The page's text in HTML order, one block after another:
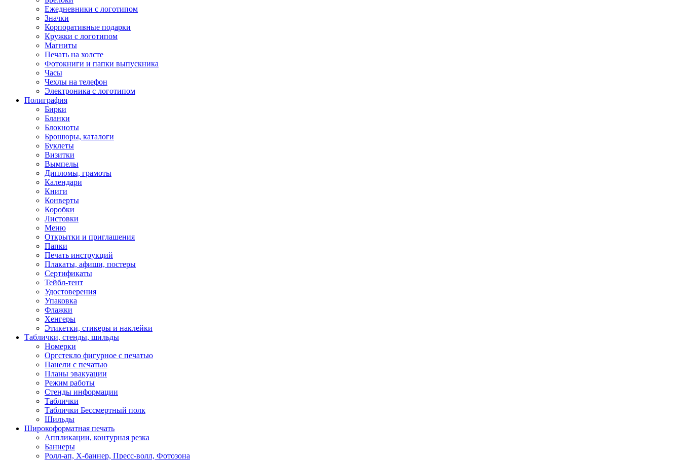
Ежедневники с логотипом
Значки
Корпоративные подарки
Кружки с логотипом
Магниты
Печать на холсте
Фотокниги и папки выпускника
Часы
Чехлы на телефон
Электроника с логотипом
Полиграфия
Бирки
Бланки
Блокноты
Брошюры, каталоги
Буклеты
Визитки
Вымпелы
Дипломы, грамоты
Календари
Книги
Конверты
Коробки
Листовки
Меню
Открытки и приглашения
Папки
Печать инструкций
Плакаты, афиши, постеры
Сертификаты
Тейбл-тент
Удостоверения
Упаковка
Флажки
Хенгеры
Этикетки, стикеры и наклейки
Таблички, стенды, шильды
Номерки
Оргстекло фигурное с печатью
Панели с печатью
Планы эвакуации
Режим работы
Стенды информации
Таблички
Таблички Бессмертный полк
Шильды
Широкоформатная печать
Аппликации, контурная резка
Баннеры
Ролл-ап, X-баннер, Пресс-волл, Фотозона